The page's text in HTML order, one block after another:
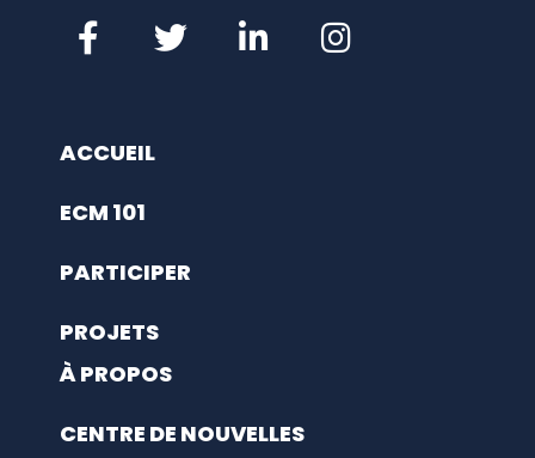
ACCUEIL
ECM 101
PARTICIPER
PROJETS
À PROPOS
CENTRE DE NOUVELLES